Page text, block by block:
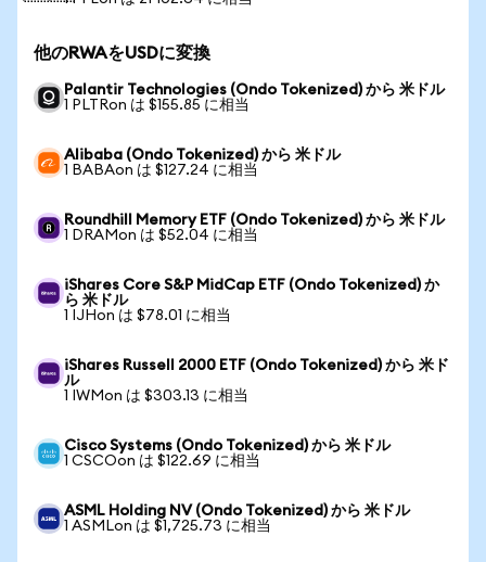
他のRWAをUSDに変換
Palantir Technologies (Ondo Tokenized) から 米ドル
1 PLTRon は $155.85 に相当
Alibaba (Ondo Tokenized) から 米ドル
1 BABAon は $127.24 に相当
Roundhill Memory ETF (Ondo Tokenized) から 米ドル
1 DRAMon は $52.04 に相当
iShares Core S&P MidCap ETF (Ondo Tokenized) か
ら 米ドル
1 IJHon は $78.01 に相当
iShares Russell 2000 ETF (Ondo Tokenized) から 米ド
ル
1 IWMon は $303.13 に相当
Cisco Systems (Ondo Tokenized) から 米ドル
1 CSCOon は $122.69 に相当
ASML Holding NV (Ondo Tokenized) から 米ドル
1 ASMLon は $1,725.73 に相当